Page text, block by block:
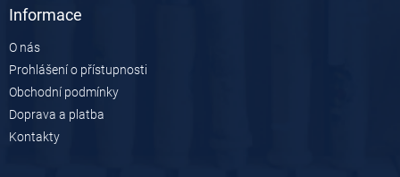
Informace
O nás
Prohlášení o přístupnosti
Obchodní podmínky
Doprava a platba
Kontakty